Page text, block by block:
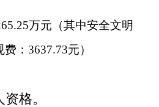
万元（其中安全文明
：3637.73元）
格。